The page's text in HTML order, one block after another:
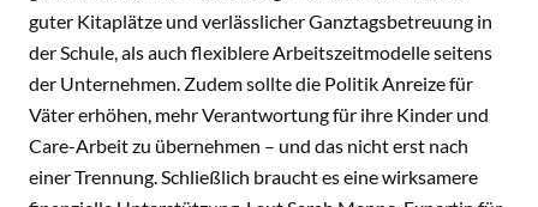
guter Kitaplätze und verlässlicher Ganztagsbetreuung in
der Schule, als auch flexiblere Arbeitszeitmodelle seitens
der Unternehmen. Zudem sollte die Politik Anreize für
Väter erhöhen, mehr Verantwortung für ihre Kinder und
Care-Arbeit zu übernehmen – und das nicht erst nach
einer Trennung. Schließlich braucht es eine wirksamere